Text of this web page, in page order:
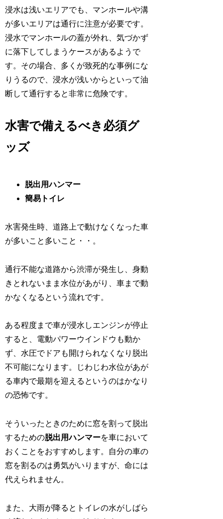
浸水は浅いエリアでも、マンホールや溝
が多いエリアは通行に注意が必要です。
浸水でマンホールの蓋が外れ、気づかず
に落下してしまうケースがあるようで
す。その場合、多くが致死的な事例にな
りうるので、浸水が浅いからといって油
断して通行すると非常に危険です。
水害で備えるべき必須グ
ッズ
脱出用ハンマー
簡易トイレ
水害発生時、道路上で動けなくなった車
が多いこと多いこと・・。
通行不能な道路から渋滞が発生し、身動
きとれないまま水位があがり、車まで動
かなくなるという流れです。
ある程度まで車が浸水しエンジンが停止
すると、電動パワーウインドウも動か
ず、水圧でドアも開けられなくなり脱出
不可能になります。じわじわ水位があが
る車内で最期を迎えるというのはかなり
の恐怖です。
そういったときのために窓を割って脱出
するための脱出用ハンマーを車において
おくことをおすすめします。自分の車の
窓を割るのは勇気がいりますが、命には
代えられません。
また、大雨が降るとトイレの水がしばら